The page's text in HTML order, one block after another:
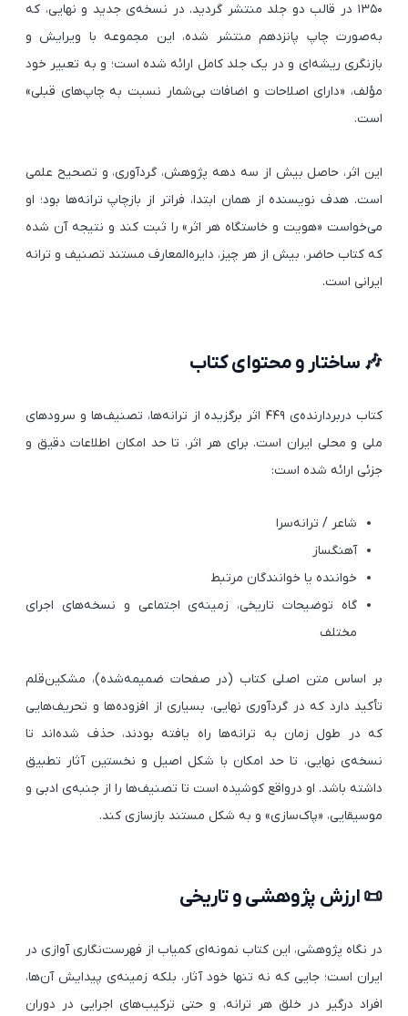
۱۳۵۰ در قالب دو جلد منتشر گردید. در نسخه‌ی جدید و نهایی، که
به‌صورت چاپ پانزدهم منتشر شده، این مجموعه با ویرایش و
بازنگری ریشه‌ای و در یک جلد کامل ارائه شده است؛ و به تعبیر خود
مؤلف، «دارای اصلاحات و اضافات بی‌شمار نسبت به چاپ‌های قبلی»
است.
این اثر، حاصل بیش از سه دهه پژوهش، گردآوری، و تصحیح علمی
است. هدف نویسنده از همان ابتدا، فراتر از بازچاپ ترانه‌ها بود؛ او
می‌خواست «هویت و خاستگاه هر اثر» را ثبت کند و نتیجه آن شده
که کتاب حاضر، بیش از هر چیز، دایره‌المعارف مستند تصنیف و ترانه
ایرانی است.
🎶 ساختار و محتوای کتاب
کتاب دربردارنده‌ی ۴۴۹ اثر برگزیده از ترانه‌ها، تصنیف‌ها و سرودهای
ملی و محلی ایران است. برای هر اثر، تا حد امکان اطلاعات دقیق و
جزئی ارائه شده است:
شاعر / ترانه‌سرا
آهنگساز
خواننده یا خوانندگان مرتبط
گاه توضیحات تاریخی، زمینه‌ی اجتماعی و نسخه‌های اجرای
مختلف
بر اساس متن اصلی کتاب (در صفحات ضمیمه‌شده)، مشکین‌قلم
تأکید دارد که در گردآوری نهایی، بسیاری از افزوده‌ها و تحریف‌هایی
که در طول زمان به ترانه‌ها راه یافته بودند، حذف شده‌اند تا
نسخه‌ی نهایی، تا حد امکان با شکل اصیل و نخستین آثار تطبیق
داشته باشد. او درواقع کوشیده است تا تصنیف‌ها را از جنبه‌ی ادبی و
موسیقایی، «پاک‌سازی» و به شکل مستند بازسازی کند.
📜 ارزش پژوهشی و تاریخی
در نگاه پژوهشی، این کتاب نمونه‌ای کمیاب از فهرست‌نگاری آوازی در
ایران است؛ جایی که نه تنها خود آثار، بلکه زمینه‌ی پیدایش آن‌ها،
افراد درگیر در خلق هر ترانه، و حتی ترکیب‌های اجرایی در دوران